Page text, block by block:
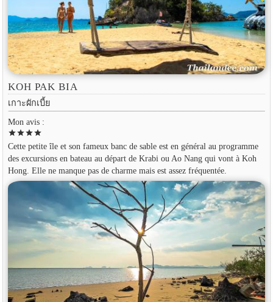
KOH PAK BIA
เกาะผักเบี้ย
Mon avis :
starstarstarstar
Cette petite île et son fameux banc de sable est en général au programme
des excursions en bateau au départ de Krabi ou Ao Nang qui vont à Koh
Hong. Elle ne manque pas de charme mais est assez fréquentée.